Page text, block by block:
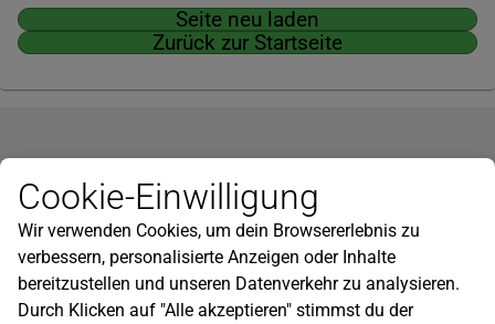
Seite neu laden
Zurück zur Startseite
Newsletter
Infos zu neuen Produkten, Gartentipps und mehr findest du in
unserem Newsletter!
Jetzt anmelden
Cookie-Einwilligung
Wir verwenden Cookies, um dein Browsererlebnis zu
verbessern, personalisierte Anzeigen oder Inhalte
bereitzustellen und unseren Datenverkehr zu analysieren.
Durch Klicken auf "Alle akzeptieren" stimmst du der